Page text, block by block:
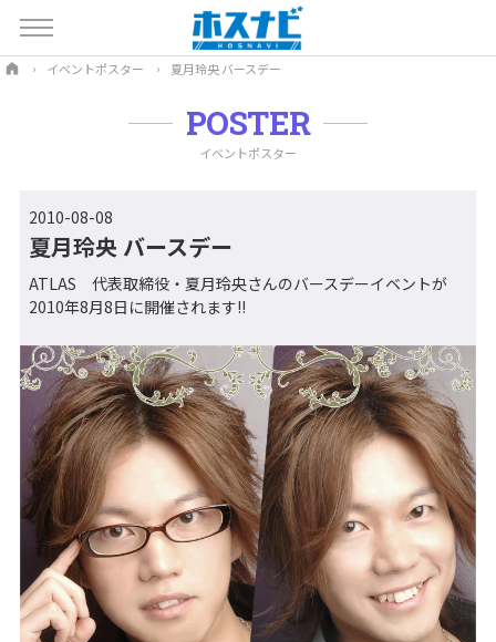
イベントポスター 夏月玲央 バースデー
POSTER
イベントポスター
2010-08-08
夏月玲央 バースデー
ATLAS 代表取締役・夏月玲央さんのバースデーイベントが
2010年8月8日に開催されます!!